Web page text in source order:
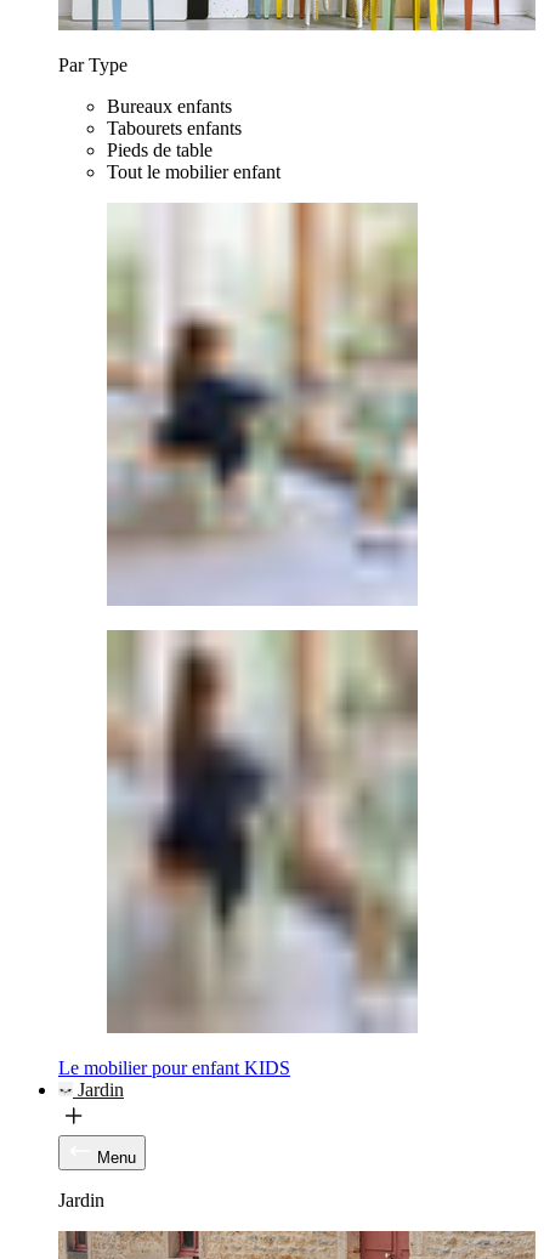
Par Type
Bureaux enfants
Tabourets enfants
Pieds de table
Tout le mobilier enfant
Le mobilier pour enfant KIDS
Jardin
Menu
Jardin